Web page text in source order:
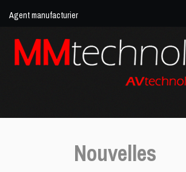
Agent manufacturier
MM
Technologie
|
Nouvelles